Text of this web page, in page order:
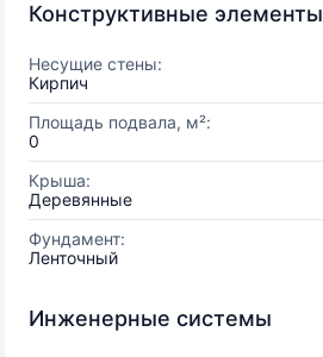
Конструктивные элементы
Несущие стены:
Кирпич
Площадь подвала, м²:
0
Крыша:
Деревянные
Фундамент:
Ленточный
Инженерные системы